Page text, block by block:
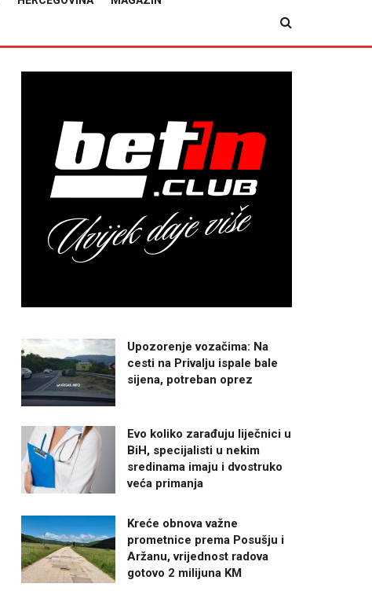
Upozorenje vozačima: Na
cesti na Privalju ispale bale
sijena, potreban oprez
Evo koliko zarađuju liječnici u
BiH, specijalisti u nekim
sredinama imaju i dvostruko
veća primanja
Kreće obnova važne
prometnice prema Posušju i
Aržanu, vrijednost radova
gotovo 2 milijuna KM